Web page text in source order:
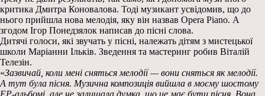
критика Дмитра Коновалова. Тоді музикант усвідомив, що до
нього прийшла нова мелодія, яку він назвав Opera Piano. А
згодом Ігор Понедзялок написав до пісні слова.
Дитячі голоси, які звучать у пісні, належать дітям з мистецької
школи Маріанни Ільків. Зведення та мастеринг робив Віталій
Телезін.
«Зазвичай, коли мені сняться мелодії — вони сняться як мелодії.
А тут була пісня. Музична композиція вийшла в моєму шостому